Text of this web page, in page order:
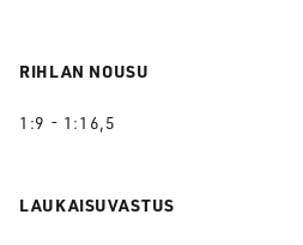
RIHLAN NOUSU
1:9 - 1:16,5
LAUKAISUVASTUS